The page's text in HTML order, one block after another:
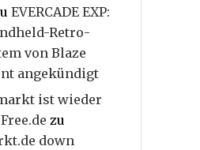
EVERCADE EXP:
Retro-
von Blaze
angekündigt
ist wieder
zu
down